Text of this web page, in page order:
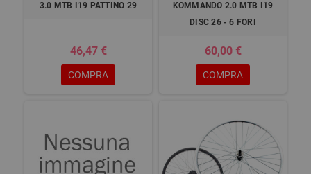
3.0 MTB I19 PATTINO 29
46,47 €
COMPRA
KOMMANDO 2.0 MTB I19
DISC 26 - 6 FORI
60,00 €
COMPRA